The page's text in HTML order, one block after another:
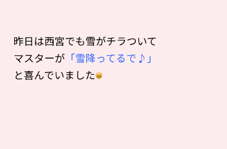
昨日は西宮でも雪がチラついて
マスターが 「雪降ってるで♪」
と喜んでいました